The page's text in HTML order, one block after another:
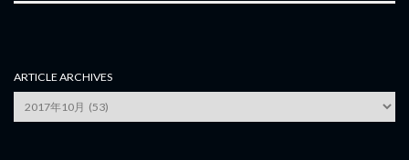
ARTICLE ARCHIVES
Article
Archives